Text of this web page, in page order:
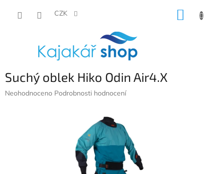
CZK
Suchý oblek Hiko Odin Air4.X
Průměrné
Neohodnoceno Podrobnosti hodnocení